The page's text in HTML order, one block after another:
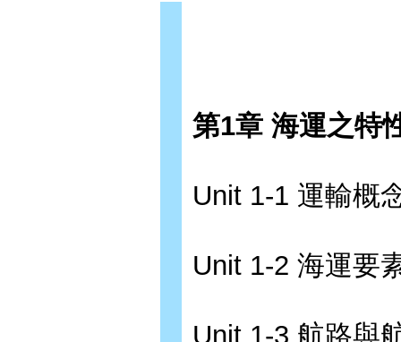
第1章 海運之特
Unit 1-1 運輸概
Unit 1-2 海運要
Unit 1-3 航路與